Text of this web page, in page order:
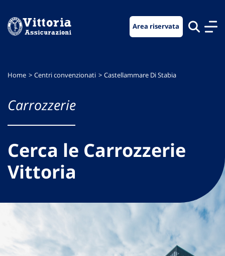
menu
contenuto
footer
Area riservata
Home Centri convenzionati Castellammare Di Stabia
Carrozzerie
Cerca le Carrozzerie
Vittoria